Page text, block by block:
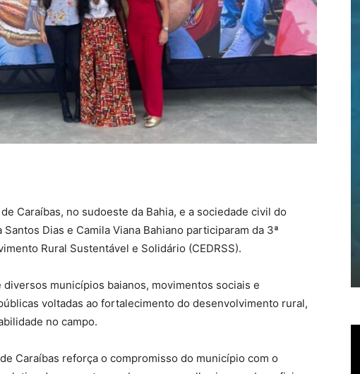
Caraíbas, no sudoeste da Bahia, e a sociedade civil do
Dias e Camila Viana Bahiano participaram da 3ª
Rural Sustentável e Solidário (CEDRSS).
municípios baianos, movimentos sociais e
voltadas ao fortalecimento do desenvolvimento rural,
no campo.
Caraíbas reforça o compromisso do município com o